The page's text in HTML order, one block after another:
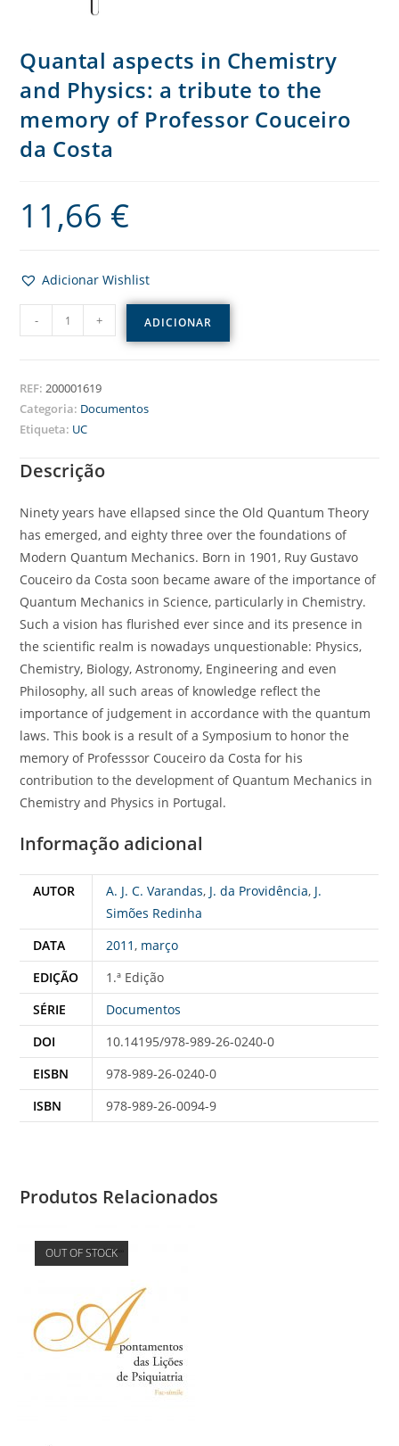
Quantal aspects in Chemistry
and Physics: a tribute to the
memory of Professor Couceiro
da Costa
11,66 €
Adicionar Wishlist
- + ADICIONAR
REF:200001619
Categoria: Documentos
Etiqueta: UC
Descrição
Ninety years have ellapsed since the Old Quantum Theory
has emerged, and eighty three over the foundations of
Modern Quantum Mechanics. Born in 1901, Ruy Gustavo
Couceiro da Costa soon became aware of the importance of
Quantum Mechanics in Science, particularly in Chemistry.
Such a vision has flurished ever since and its presence in
the scientific realm is nowadays unquestionable: Physics,
Chemistry, Biology, Astronomy, Engineering and even
Philosophy, all such areas of knowledge reflect the
importance of judgement in accordance with the quantum
laws. This book is a result of a Symposium to honor the
memory of Professsor Couceiro da Costa for his
contribution to the development of Quantum Mechanics in
Chemistry and Physics in Portugal.
Informação adicional
AUTOR A. J. C. Varandas, J. da Providência, J.
Simões Redinha
DATA
2011, março
EDIÇÃO
1.ª Edição
SÉRIE
Documentos
DOI
10.14195/978-989-26-0240-0
EISBN
978-989-26-0240-0
ISBN
978-989-26-0094-9
Produtos Relacionados
OUT OF STOCK